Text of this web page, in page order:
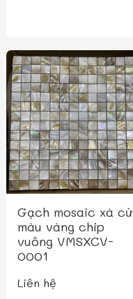
Gạch mosaic xà cừ
màu vàng chip
vuông VMSXCV-
0001
Liên hệ